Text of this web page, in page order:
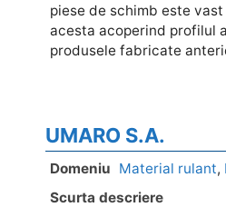
piese de schimb este
acesta acoperind profilul
produsele fabricate
UMARO S.A.
Domeniu Material rulant,
Scurta descriere